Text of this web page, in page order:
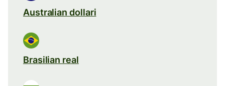
Australian dollari
Brasilian real